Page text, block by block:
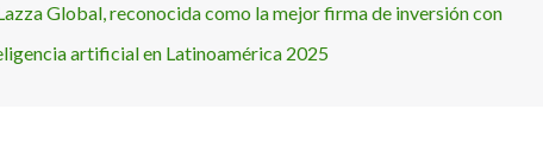
Global, reconocida como la mejor firma de inversión con
artificial en Latinoamérica 2025